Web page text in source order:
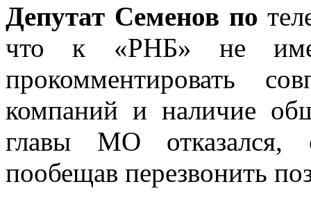
Депутат Семенов по
что к «РНБ» не
прокомментировать
компаний и наличие
главы МО отказался,
пообещав перезвонить